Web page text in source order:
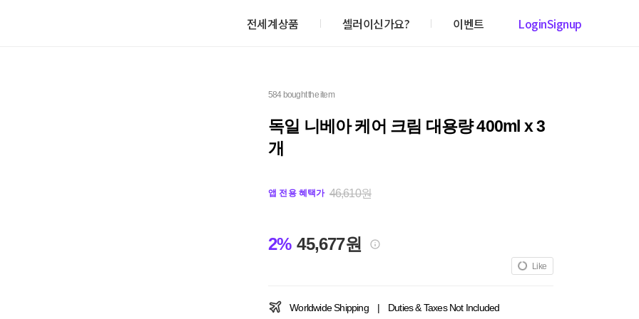
전세계상품 셀러이신가요? 이벤트 LoginSignup
584 bought the item
독일 니베아 케어 크림 대용량 400ml x 3
개
앱 전용 혜택가 46,610원
2% 45,677원
Like
Worldwide Shipping | Duties & Taxes Not Included